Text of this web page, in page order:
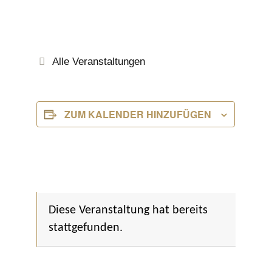
Alle Veranstaltungen
ZUM KALENDER HINZUFÜGEN
Diese Veranstaltung hat bereits
stattgefunden.